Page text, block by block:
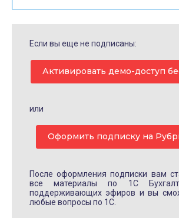
Если вы еще не подписаны:
Активировать демо-доступ
или
Оформить подписку на
После оформления подписки вам
все материалы по 1С
поддерживающих эфиров и вы
любые вопросы по 1С.